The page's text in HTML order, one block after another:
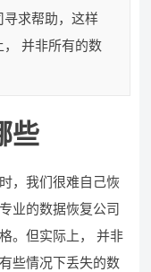
寻求帮助，这样
并非所有的数
些
，我们很难自己恢
业的数据恢复公司
。但实际上， 并非
些情况下丢失的数